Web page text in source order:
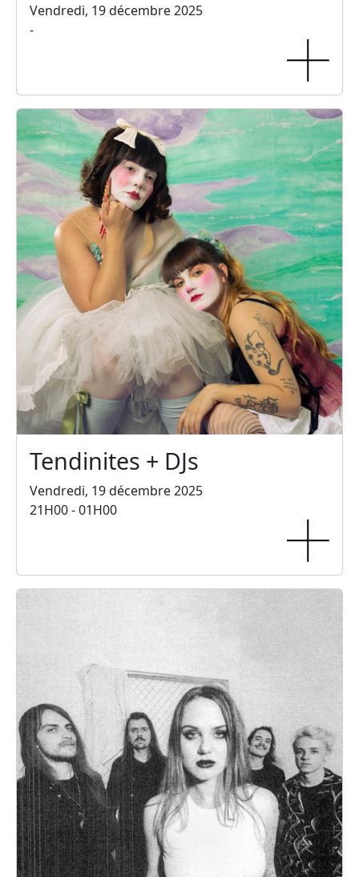
Vendredi, 19 décembre 2025
-
Tendinites + DJs
Vendredi, 19 décembre 2025
21H00 - 01H00